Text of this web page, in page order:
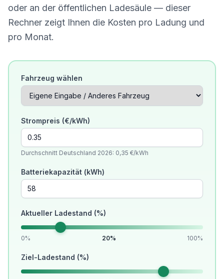
oder an der öffentlichen Ladesäule — dieser
Rechner zeigt Ihnen die Kosten pro Ladung und
pro Monat.
Fahrzeug wählen
Strompreis (€/kWh)
Durchschnitt Deutschland 2026: 0,35 €/kWh
Batteriekapazität (kWh)
Aktueller Ladestand (%)
0% 20% 100%
Ziel-Ladestand (%)